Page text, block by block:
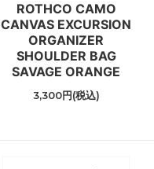
ROTHCO CAMO
CANVAS EXCURSION
ORGANIZER
SHOULDER BAG
SAVAGE ORANGE
3,300円(税込)